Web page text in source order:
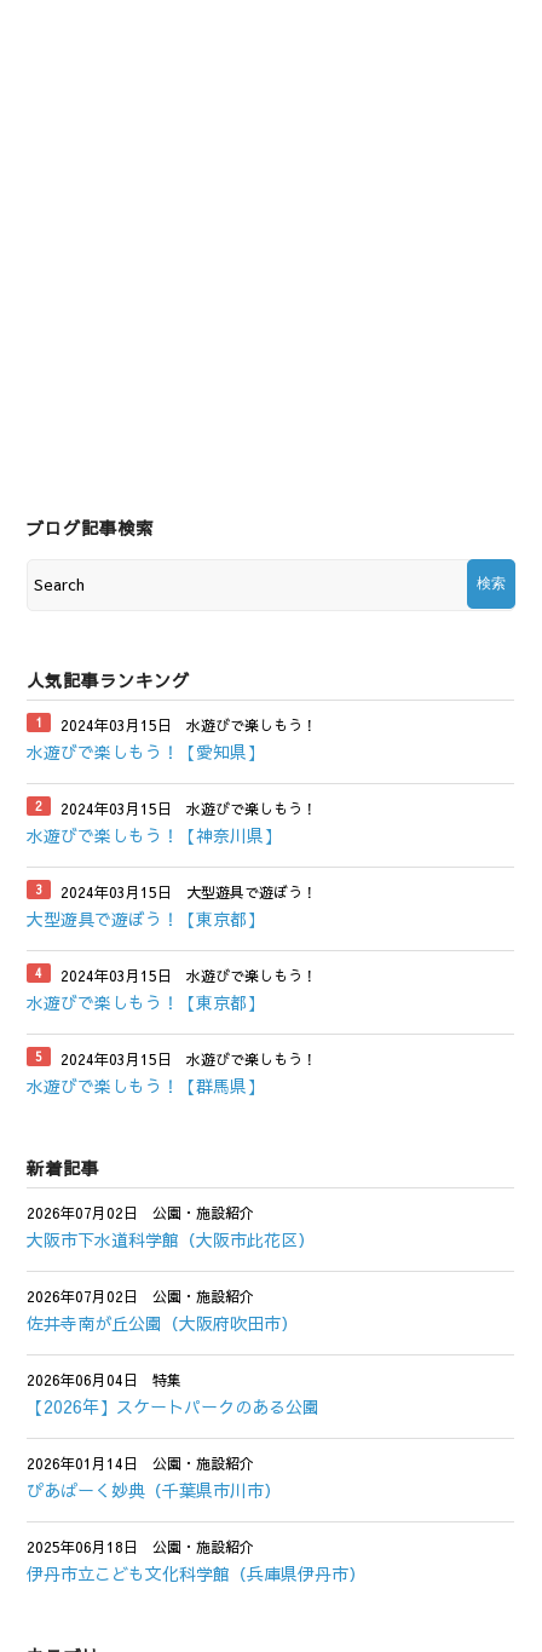
ブログ記事検索
人気記事ランキング
2024年03月15日 水遊びで楽しもう！
水遊びで楽しもう！【愛知県】
2024年03月15日 水遊びで楽しもう！
水遊びで楽しもう！【神奈川県】
2024年03月15日 大型遊具で遊ぼう！
大型遊具で遊ぼう！【東京都】
2024年03月15日 水遊びで楽しもう！
水遊びで楽しもう！【東京都】
2024年03月15日 水遊びで楽しもう！
水遊びで楽しもう！【群馬県】
新着記事
2026年07月02日 公園・施設紹介
大阪市下水道科学館（大阪市此花区）
2026年07月02日 公園・施設紹介
佐井寺南が丘公園（大阪府吹田市）
2026年06月04日 特集
【2026年】スケートパークのある公園
2026年01月14日 公園・施設紹介
ぴあぱーく妙典（千葉県市川市）
2025年06月18日 公園・施設紹介
伊丹市立こども文化科学館（兵庫県伊丹市）